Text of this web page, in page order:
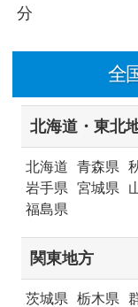
分
全
北海道・東北
北海道 青森県
岩手県
宮城県
福島県
関東地方
茨城県 栃木県